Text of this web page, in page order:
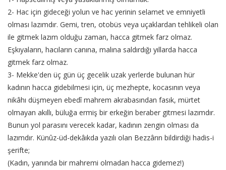
2- Hac için gideceği yolun ve hac yerinin selamet ve emniyetli
olması lazımdır. Gemi, tren, otobüs veya uçaklardan tehlikeli olan
ile gitmek lazım olduğu zaman, hacca gitmek farz olmaz.
Eşkıyaların, hacıların canına, malına saldırdığı yıllarda hacca
gitmek farz olmaz.
3- Mekke'den üç gün üç gecelik uzak yerlerde bulunan hür
kadının hacca gidebilmesi için, üç mezhepte, kocasının veya
nikâhı düşmeyen ebedî mahrem akrabasından fasık, mürtet
olmayan akıllı, büluğa ermiş bir erkeğin beraber gitmesi lazımdır.
Bunun yol parasını verecek kadar, kadının zengin olması da
lazımdır. Künûz-üd-dekâıkda yazılı olan Bezzârın bildirdiği hadis-i
şerifte;
(Kadın, yanında bir mahremi olmadan hacca gidemez!)